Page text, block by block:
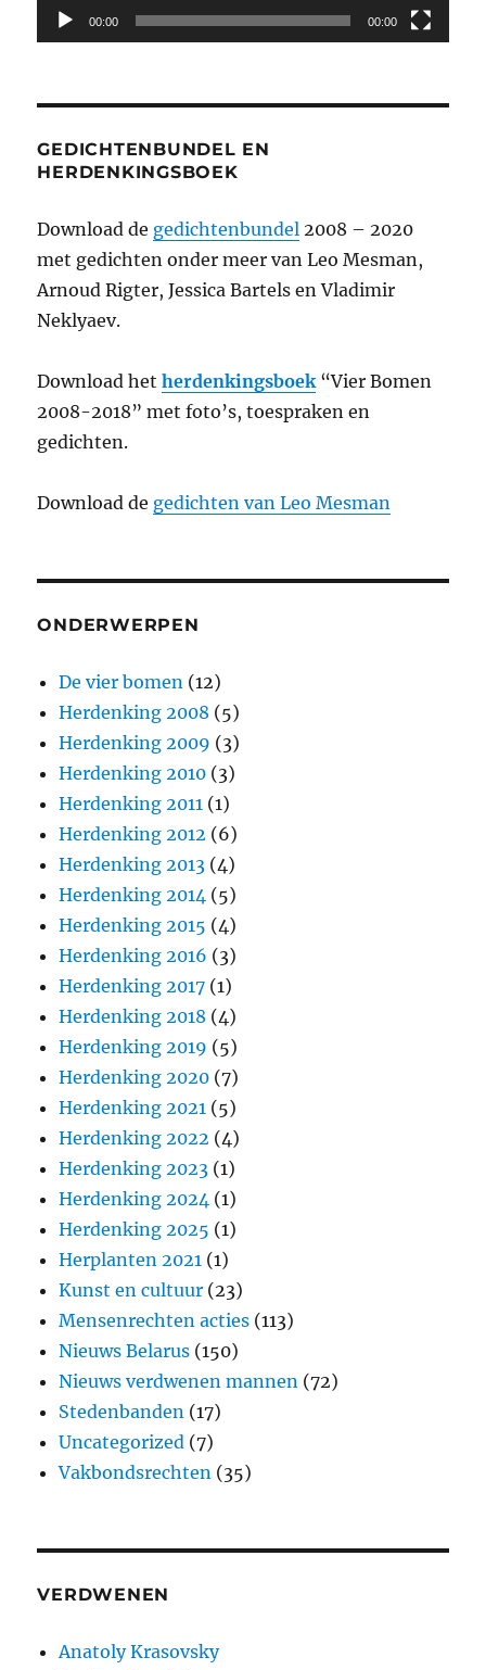
00:00 00:00
GEDICHTENBUNDEL EN
HERDENKINGSBOEK
Download de gedichtenbundel 2008 – 2020
met gedichten onder meer van Leo Mesman,
Arnoud Rigter, Jessica Bartels en Vladimir
Neklyaev.
Download hetherdenkingsboek“Vier Bomen
2008-2018” met foto’s, toespraken en
gedichten.
Download de gedichten van Leo Mesman
ONDERWERPEN
De vier bomen (12)
Herdenking 2008 (5)
Herdenking 2009 (3)
Herdenking 2010 (3)
Herdenking 2011 (1)
Herdenking 2012 (6)
Herdenking 2013 (4)
Herdenking 2014 (5)
Herdenking 2015 (4)
Herdenking 2016 (3)
Herdenking 2017 (1)
Herdenking 2018 (4)
Herdenking 2019 (5)
Herdenking 2020 (7)
Herdenking 2021 (5)
Herdenking 2022 (4)
Herdenking 2023 (1)
Herdenking 2024 (1)
Herdenking 2025 (1)
Herplanten 2021 (1)
Kunst en cultuur (23)
Mensenrechten acties (113)
Nieuws Belarus (150)
Nieuws verdwenen mannen (72)
Stedenbanden (17)
Uncategorized (7)
Vakbondsrechten (35)
VERDWENEN
Anatoly Krasovsky